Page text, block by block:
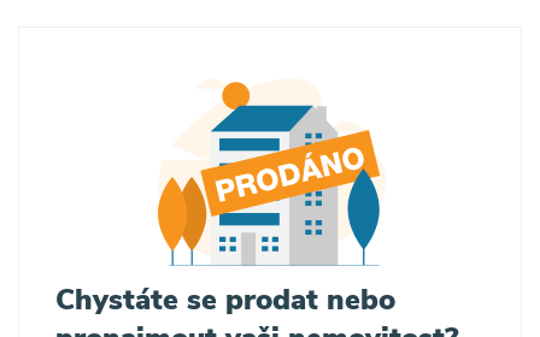
Chystáte se prodat nebo